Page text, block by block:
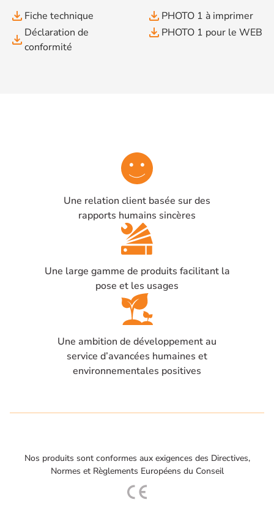
file_download Fiche technique
file_download Déclaration de
conformité
file_download PHOTO 1 à imprimer
file_download PHOTO 1 pour le WEB
Une relation client basée sur des
rapports humains sincères
Une large gamme de produits facilitant la
pose et les usages
Une ambition de développement au
service d’avancées humaines et
environnementales positives
Nos produits sont conformes aux exigences des Directives,
Normes et Règlements Européens du Conseil